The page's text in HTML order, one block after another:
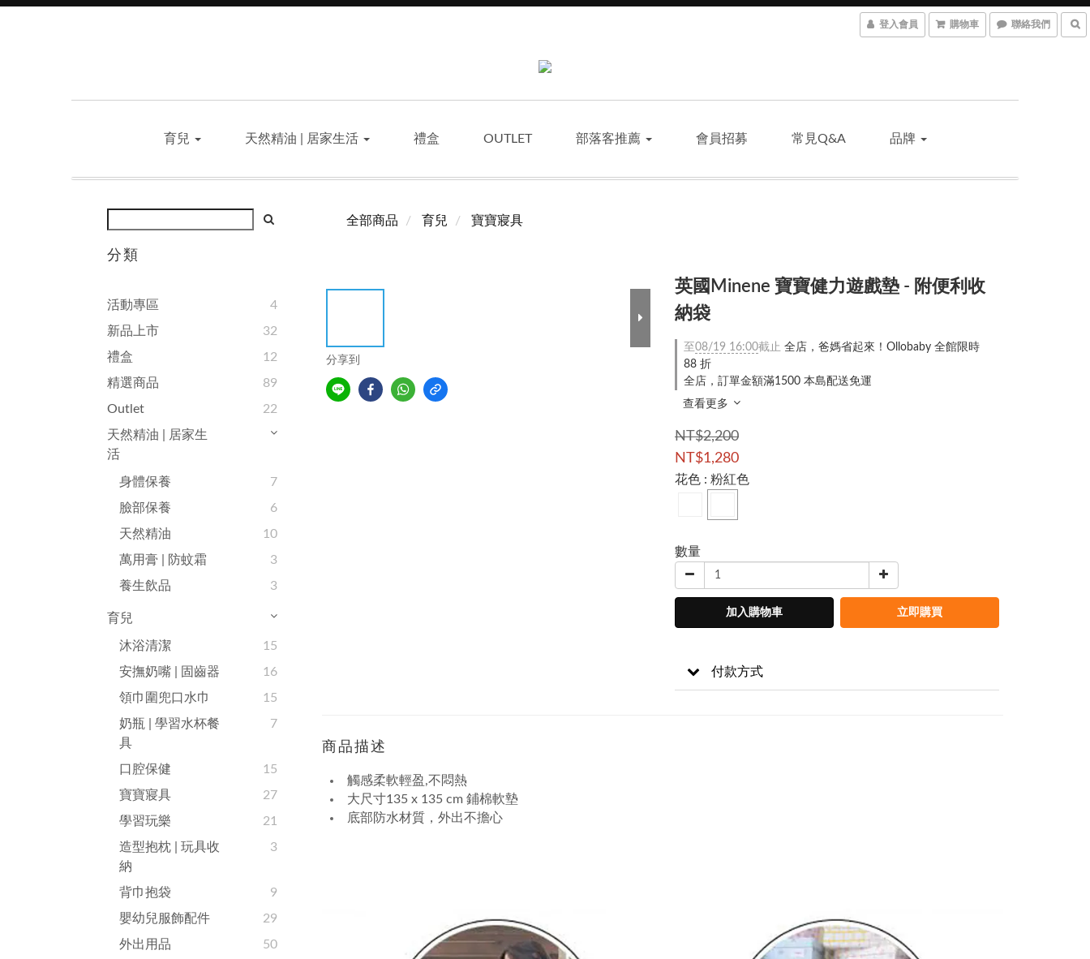
登入會員 購物車 聯絡我們
育兒 天然精油 | 居家生活 禮盒 OUTLET 部落客推薦 會員招募 常見Q&A 品牌
分類
活動專區
4
新品上市
32
禮盒
12
精選商品
89
Outlet
22
天然精油 | 居家生
活
身體保養
7
臉部保養
6
天然精油
10
萬用膏 | 防蚊霜
3
養生飲品
3
育兒
沐浴清潔
15
安撫奶嘴 | 固齒器
16
領巾圍兜口水巾
15
奶瓶 | 學習水杯餐
具
7
口腔保健
15
寶寶寢具
27
學習玩樂
21
造型抱枕 | 玩具收
納
3
背巾抱袋
9
嬰幼兒服飾配件
29
外出用品
50
全部商品 育兒 寶寶寢具
分享到
英國Minene 寶寶健力遊戲墊 - 附便利收
納袋
至08/19 16:00截止 全店，爸媽省起來！Ollobaby 全館限時
88 折
全店，訂單金額滿1500 本島配送免運
查看更多
NT$2,200
NT$1,280
花色 : 粉紅色
數量
加入購物車 立即購買
付款方式
商品描述
觸感柔軟輕盈,不悶熱
大尺寸135 x 135 cm 鋪棉軟墊
底部防水材質，外出不擔心